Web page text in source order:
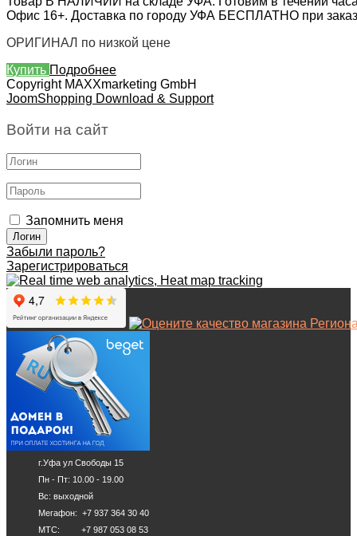
Офис 16+. Доставка по городу УФА БЕСПЛАТНО при
ОРИГИНАЛ по низкой цене
Купить Подробнее
Copyright MAXXmarketing GmbH
JoomShopping Download & Support
Войти на сайт
Запомнить меня
Забыли пароль?
Зарегистрироваться
г.Уфа ул Свободы 15
Пн - Пт: 10.00 - 19.00
Вс: выходной
Мегафон: +7 937 364 30 40
МТС: +7 987 053 08 53